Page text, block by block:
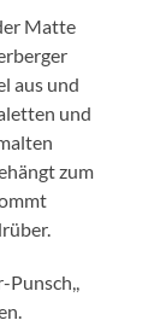
Matte
aus und
und
zum
Punsch,,